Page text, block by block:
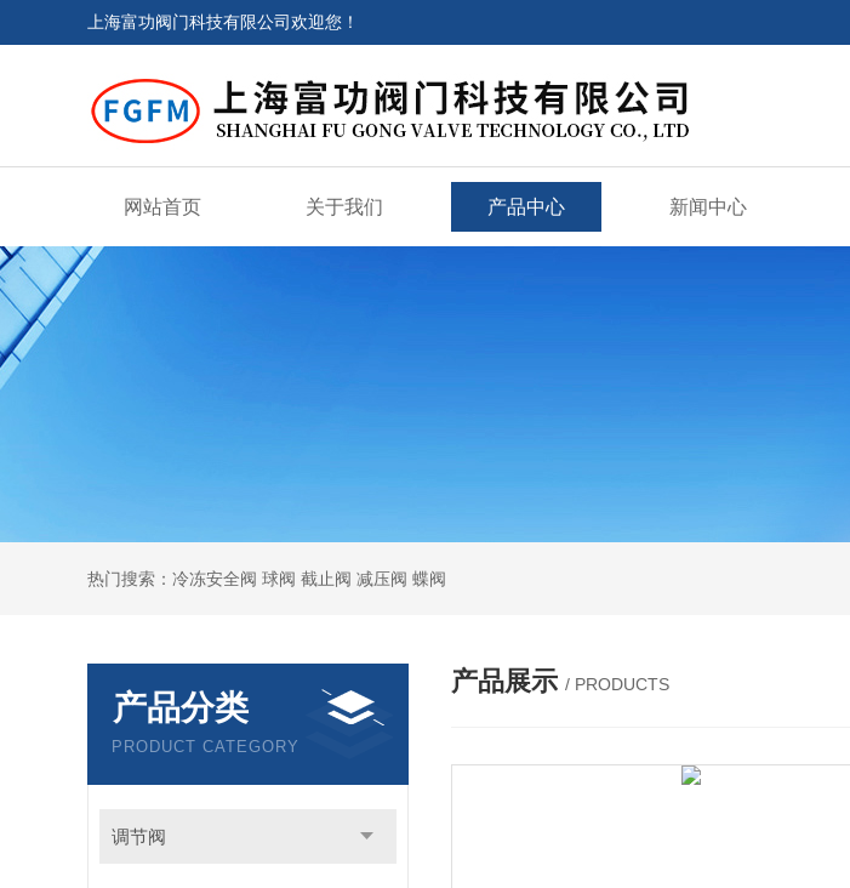
上海富功阀门科技有限公司欢迎您！
网站首页 关于我们 产品中心 新闻中心
热门搜索：冷冻安全阀 球阀 截止阀 减压阀 蝶阀
产品分类
PRODUCT CATEGORY
调节阀
产品展示 / PRODUCTS